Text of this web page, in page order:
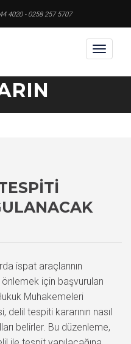
4020 - 0258 257 5707
Toggle
ispat araçlarının
için başvurulan
Muhakemeleri
delil tespiti kararının nasıl
belirler. Bu düzenleme,